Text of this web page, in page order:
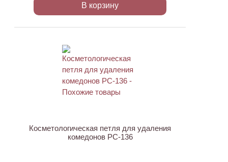
В корзину
Косметологическая петля для удаления
комедонов PC-136